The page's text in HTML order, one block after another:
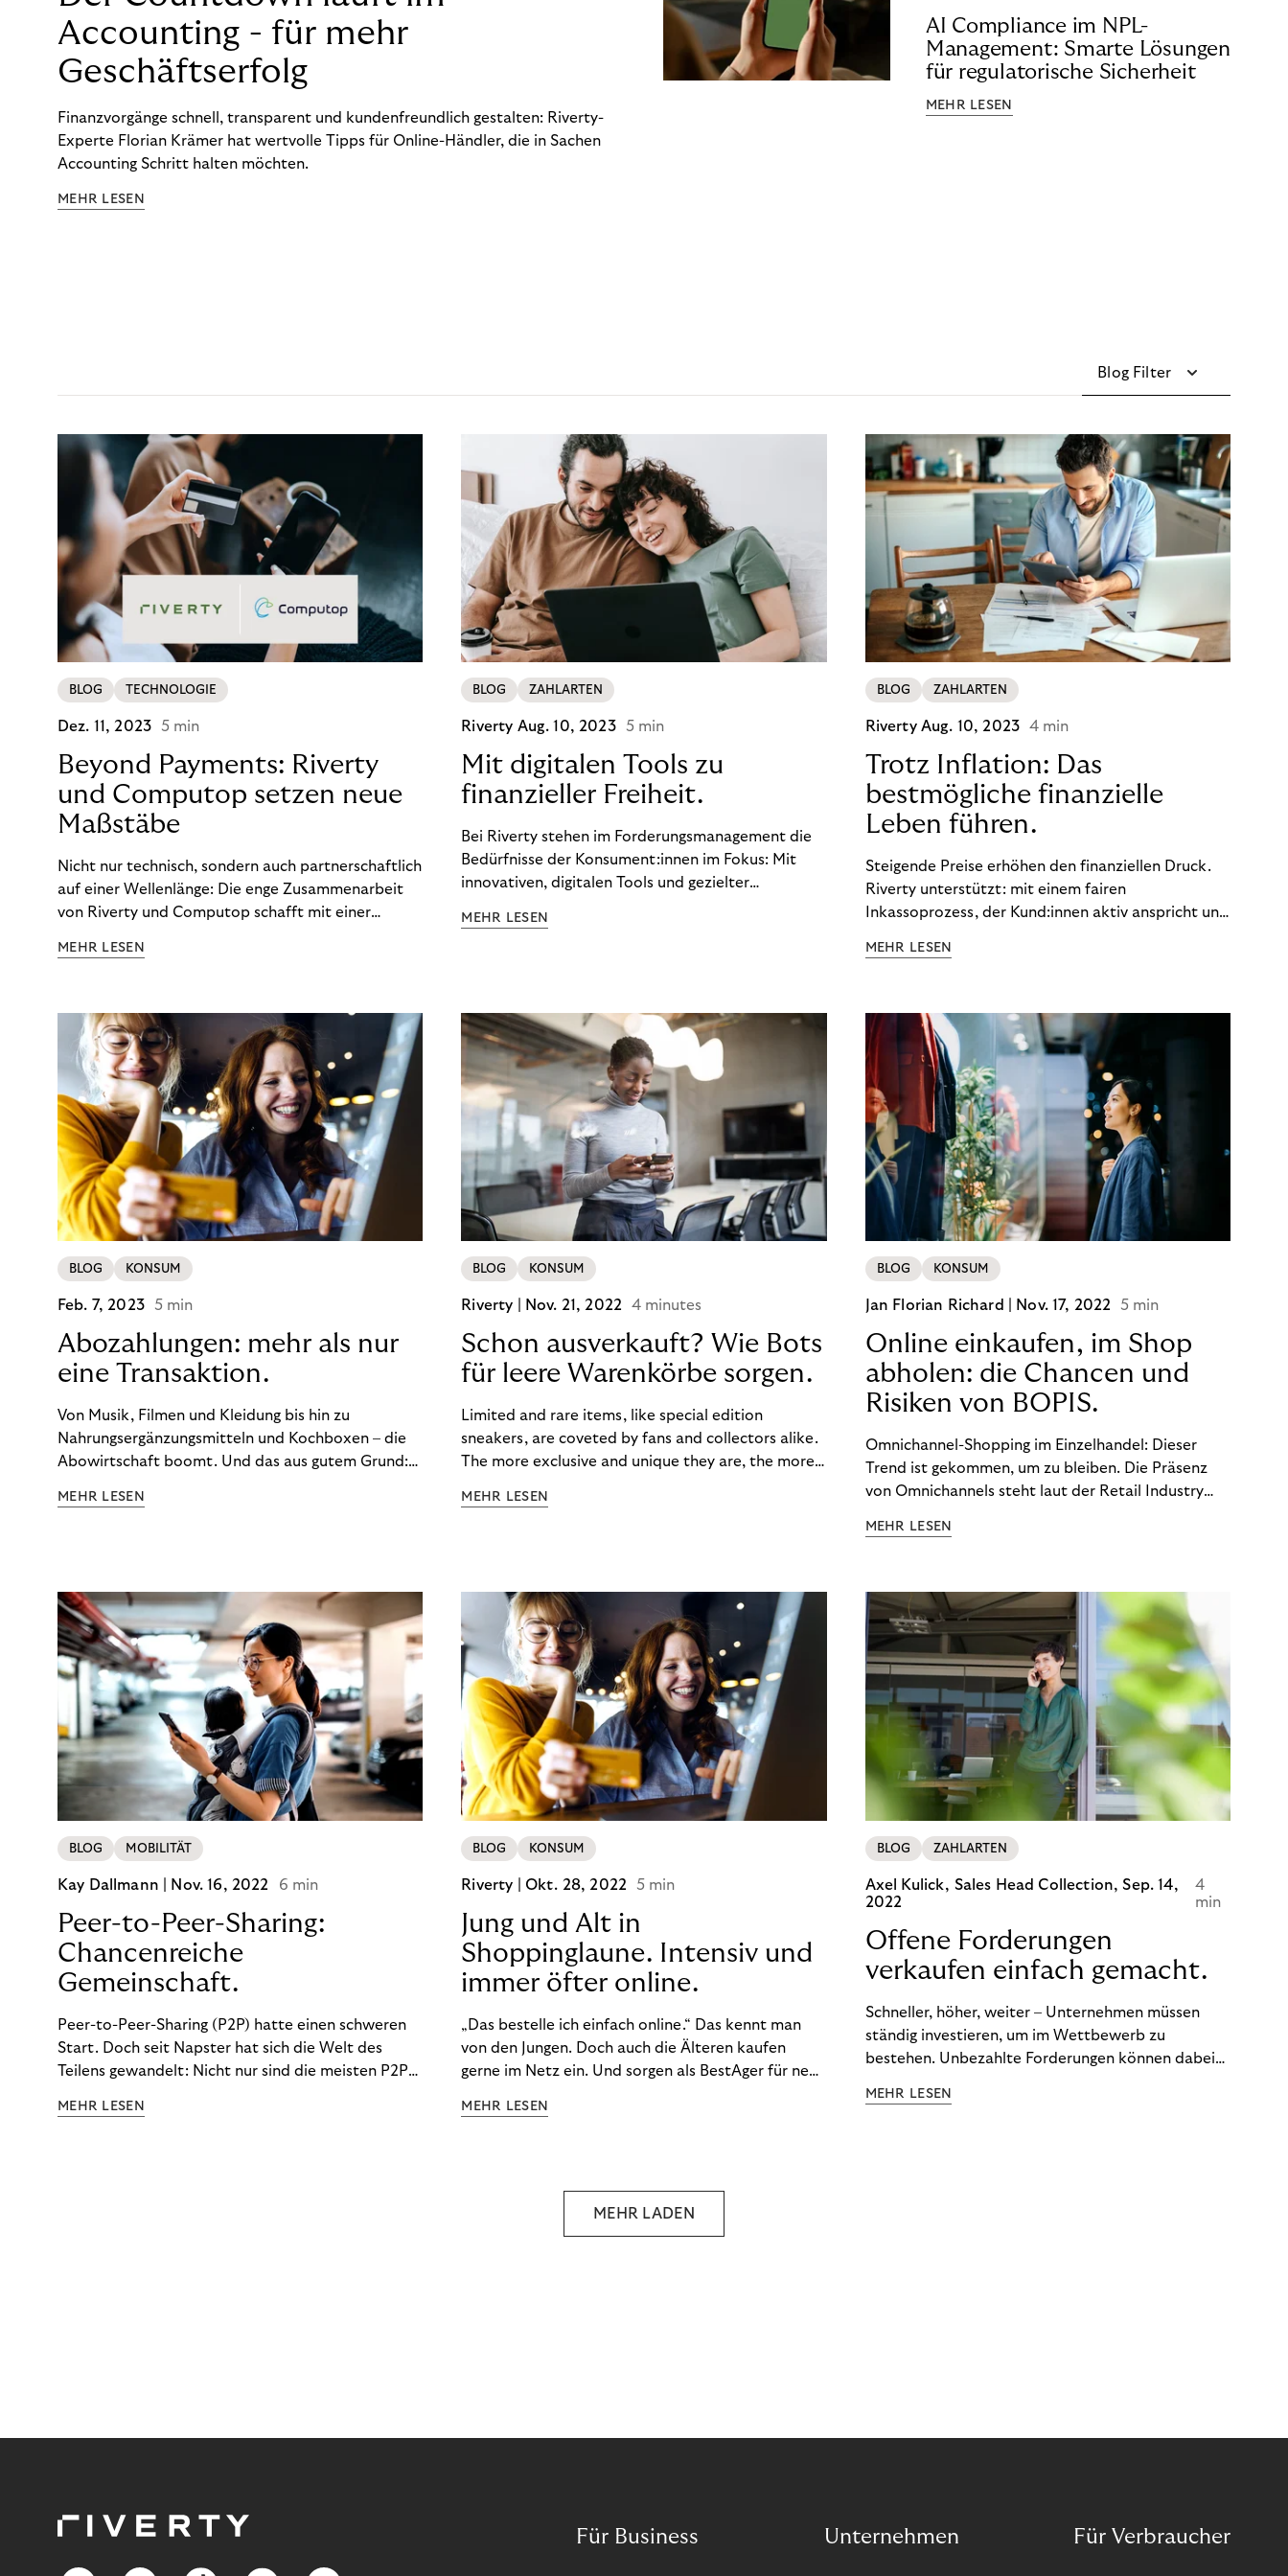
Accounting - für mehr
Geschäftserfolg
Finanzvorgänge schnell, transparent und kundenfreundlich gestalten: Riverty-
Experte Florian Krämer hat wertvolle Tipps für Online-Händler, die in Sachen
Accounting Schritt halten möchten.
MEHR LESEN
AI Compliance im NPL-
Management: Smarte Lösungen
für regulatorische Sicherheit
MEHR LESEN
Blog Filter
BLOG TECHNOLOGIE
Dez. 11, 2023 5 min
Beyond Payments: Riverty
und Computop setzen neue
Maßstäbe
Nicht nur technisch, sondern auch partnerschaftlich
auf einer Wellenlänge: Die enge Zusammenarbeit
von Riverty und Computop schafft mit einer
Zahlungsabwicklung echte Mehrwerte für Händler.
MEHR LESEN
BLOG ZAHLARTEN
Riverty Aug. 10, 2023 5 min
Mit digitalen Tools zu
finanzieller Freiheit.
Bei Riverty stehen im Forderungsmanagement die
Bedürfnisse der Konsument:innen im Fokus: Mit
innovativen, digitalen Tools und gezielter
ein Leben in finanzieller Freiheit zu führen. So
MEHR LESEN
BLOG ZAHLARTEN
Riverty Aug. 10, 2023 4 min
Trotz Inflation: Das
bestmögliche finanzielle
Leben führen.
Steigende Preise erhöhen den finanziellen Druck.
Riverty unterstützt: mit einem fairen
Inkassoprozess, der Kund:innen aktiv anspricht und
Finanzbildung ermöglicht. So bleiben Menschen
Unternehmen.
MEHR LESEN
BLOG KONSUM
Feb. 7, 2023 5 min
Abozahlungen: mehr als nur
eine Transaktion.
Von Musik, Filmen und Kleidung bis hin zu
Nahrungsergänzungsmitteln und Kochboxen – die
Abowirtschaft boomt. Und das aus gutem Grund:
wünschen. Sie ermöglichen es uns, Produkte und
entdeckt. Und das neue Geschäftsmodell rentiert
sich. Doch was genau können Sie tun, um
Abozahlungen für Ihren Erfolg zu nutzen?
MEHR LESEN
BLOG KONSUM
Riverty | Nov. 21, 2022 4 minutes
Schon ausverkauft? Wie Bots
für leere Warenkörbe sorgen.
Limited and rare items, like special edition
sneakers, are coveted by fans and collectors alike.
The more exclusive and unique they are, the more
industry uses artificial scarcity, also known as a
value. You might be thinking, “Kerching!”. But this is
really an unwanted side effect – one which more
and more companies are taking technical steps to
tackle.
MEHR LESEN
BLOG KONSUM
Jan Florian Richard | Nov. 17, 2022 5 min
Online einkaufen, im Shop
abholen: die Chancen und
Risiken von BOPIS.
Omnichannel-Shopping im Einzelhandel: Dieser
Trend ist gekommen, um zu bleiben. Die Präsenz
von Omnichannels steht laut der Retail Industry
nicht mehr verzichtet werden kann. Ein fester
online ein und holen die Ware im Shop ab. BOPIS
bietet zwar viele Vorteile, hat aber auch seinen
Preis. Potenzielle Betrugsfälle oder zusätzliche
Betriebskosten sind nur einige der Risiken. Ist es
das also wert? Wir stellen die Vor- und Nachteile
von BOPIS vor.
MEHR LESEN
BLOG MOBILITÄT
Kay Dallmann | Nov. 16, 2022 6 min
Peer-to-Peer-Sharing:
Chancenreiche
Gemeinschaft.
Peer-to-Peer-Sharing (P2P) hatte einen schweren
Start. Doch seit Napster hat sich die Welt des
Teilens gewandelt: Nicht nur sind die meisten P2P-
wird, hat sich geändert. Das bietet Unternehmen
MEHR LESEN
BLOG KONSUM
Riverty | Okt. 28, 2022 5 min
Jung und Alt in
Shoppinglaune. Intensiv und
immer öfter online.
„Das bestelle ich einfach online.“ Das kennt man
von den Jungen. Doch auch die Älteren kaufen
gerne im Netz ein. Und sorgen als BestAger für neue
von der Generation Z. Wir haben genauer
MEHR LESEN
BLOG ZAHLARTEN
Axel Kulick, Sales Head Collection,Sep. 14,
2022
4
min
Offene Forderungen
verkaufen einfach gemacht.
Schneller, höher, weiter – Unternehmen müssen
ständig investieren, um im Wettbewerb zu
bestehen. Unbezahlte Forderungen können dabei
leiden. Und die Kosten für das
MEHR LESEN
MEHR LADEN
Für Business Unternehmen Für Verbraucher